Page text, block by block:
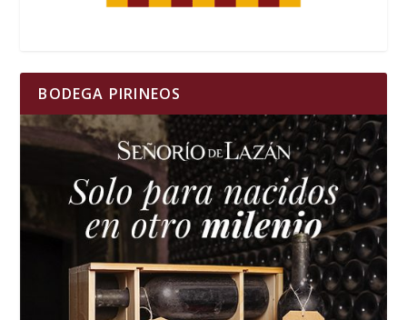
BODEGA PIRINEOS